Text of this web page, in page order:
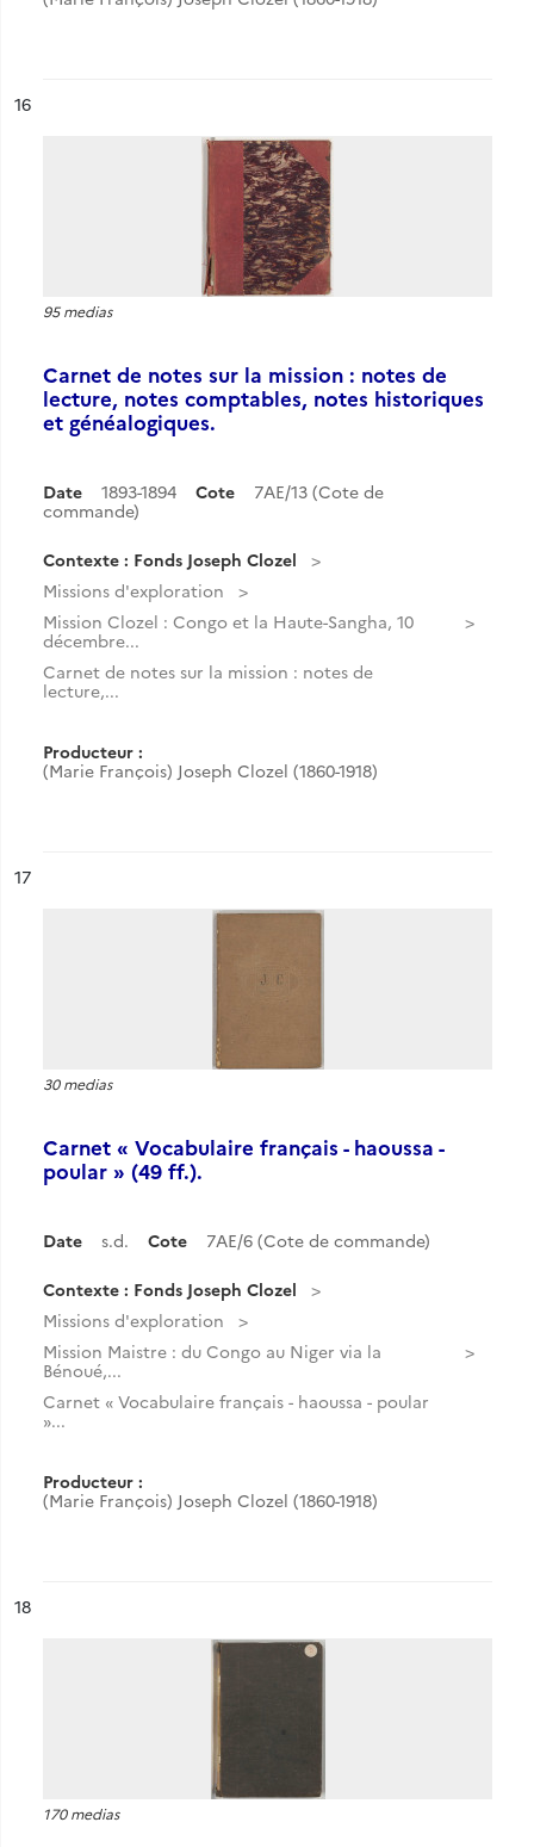
n°
16
95 medias
Carnet de notes sur la mission : notes de
lecture, notes comptables, notes historiques
et généalogiques.
Date 1893-1894 Cote
7AE/13 (Cote de
commande)
Contexte : Fonds Joseph Clozel
Missions d'exploration
Mission Clozel : Congo et la Haute-Sangha, 10
décembre...
Carnet de notes sur la mission : notes de
lecture,...
Producteur :
(Marie François) Joseph Clozel (1860-1918)
n°
17
30 medias
Carnet « Vocabulaire français - haoussa -
poular » (49 ff.).
Date s.d. Cote 7AE/6 (Cote de commande)
Contexte : Fonds Joseph Clozel
Missions d'exploration
Mission Maistre : du Congo au Niger via la
Bénoué,...
Carnet « Vocabulaire français - haoussa - poular
»...
Producteur :
(Marie François) Joseph Clozel (1860-1918)
n°
18
170 medias